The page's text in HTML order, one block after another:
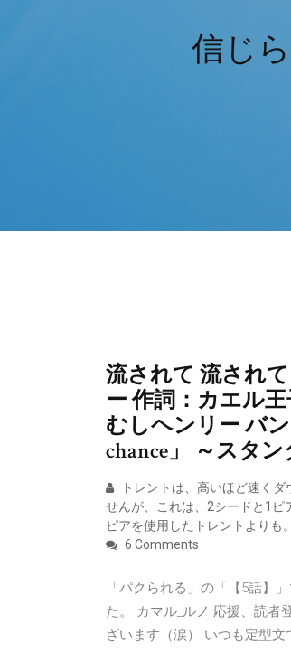
信じ
流されて 流され
ー 作詞：カエル
むしヘンリー バ
chance」 ～スタ
トレントは、高いほど速く
せんが、これは、2シードと1ピ
ピアを使用したトレントよりも。
6 Comments
「パクられる」の「【5話】
た。 カマル_ルノ 応援、読者
ざいます（涙） いつも定型文